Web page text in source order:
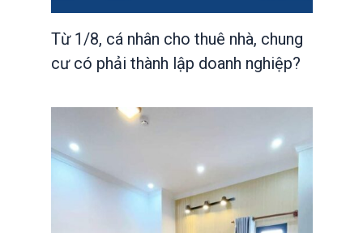
Từ 1/8, cá nhân cho thuê nhà, chung
cư có phải thành lập doanh nghiệp?